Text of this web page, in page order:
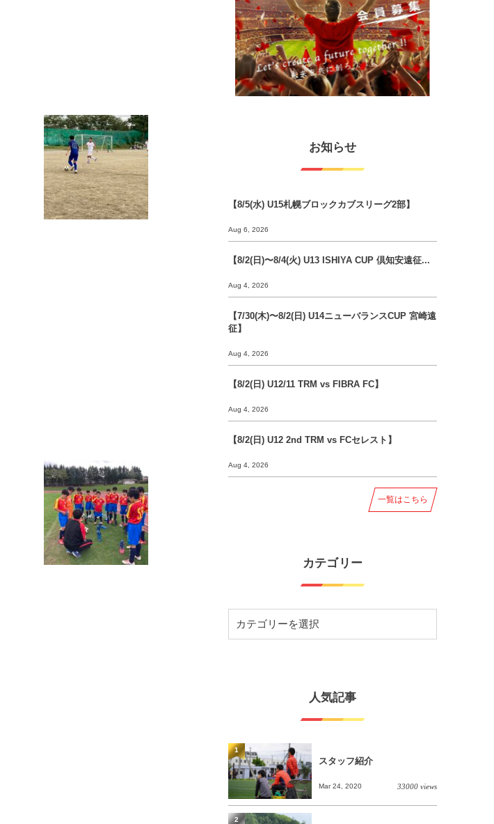
お知らせ
【8/5(水) U15札幌ブロックカブスリーグ2部】
Aug 6, 2026
【8/2(日)〜8/4(火) U13 ISHIYA CUP 倶知安遠征...
Aug 4, 2026
【7/30(木)〜8/2(日) U14ニューバランスCUP 宮崎遠
征】
Aug 4, 2026
【8/2(日) U12/11 TRM vs FIBRA FC】
Aug 4, 2026
【8/2(日) U12 2nd TRM vs FCセレスト】
Aug 4, 2026
一覧はこちら
カテゴリー
人気記事
スタッフ紹介
Mar 24, 2020 33000 views
1
2